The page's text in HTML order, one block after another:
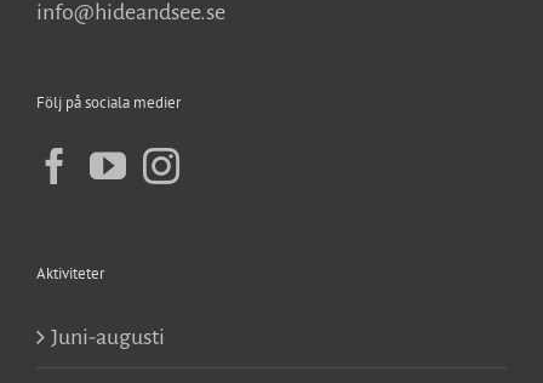
info@hideandsee.se
Följ på sociala medier
Aktiviteter
Juni-augusti